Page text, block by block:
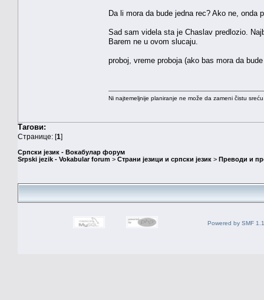
Da li mora da bude jedna rec? Ako ne, onda
Sad sam videla sta je Chaslav predlozio.
Barem ne u ovom slucaju.
proboj, vreme proboja (ako bas mora da
Ni najtemeljnije planiranje ne može da zameni čistu
Тагови:
Странице: [1]
Српски језик - Вокабулар форум
Srpski jezik - Vokabular forum > Страни језици и српски језик > Преводи и
Powered by SMF